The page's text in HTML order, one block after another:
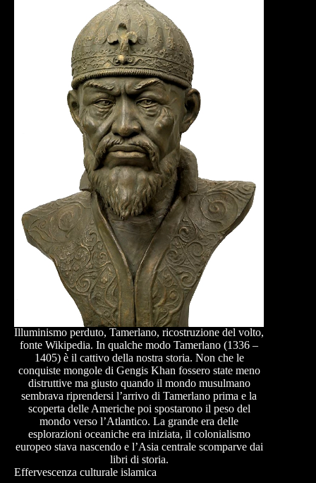
Illuminismo perduto, Tamerlano, ricostruzione del volto,
fonte Wikipedia. In qualche modo Tamerlano (1336 –
1405) è il cattivo della nostra storia. Non che le
conquiste mongole di Gengis Khan fossero state meno
distruttive ma giusto quando il mondo musulmano
sembrava riprendersi l’arrivo di Tamerlano prima e la
scoperta delle Americhe poi spostarono il peso del
mondo verso l’Atlantico. La grande era delle
esplorazioni oceaniche era iniziata, il colonialismo
europeo stava nascendo e l’Asia centrale scomparve dai
libri di storia.
Effervescenza culturale islamica